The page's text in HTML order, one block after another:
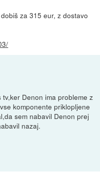
za 315 eur, z dostavo
Denon ima probleme z
komponente priklopljene
sem nabavil Denon prej
nazaj.